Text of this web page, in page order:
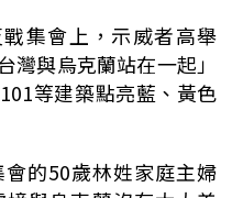
集會上，示威者高舉
灣與烏克蘭站在一起」
等建築點亮藍、黃色
的50歲林姓家庭主婦